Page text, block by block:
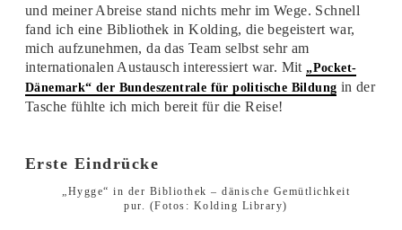
und meiner Abreise stand nichts mehr im Wege. Schnell
fand ich eine Bibliothek in Kolding, die begeistert war,
mich aufzunehmen, da das Team selbst sehr am
internationalen Austausch interessiert war. Mit„Pocket-
Dänemark“ der Bundeszentrale für politische Bildung in der
Tasche fühlte ich mich bereit für die Reise!
Erste Eindrücke
„Hygge“ in der Bibliothek – dänische Gemütlichkeit
pur. (Fotos: Kolding Library)